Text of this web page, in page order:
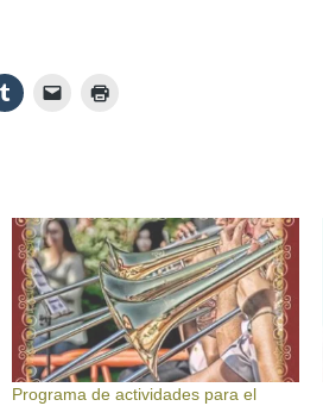
Programa de actividades para el